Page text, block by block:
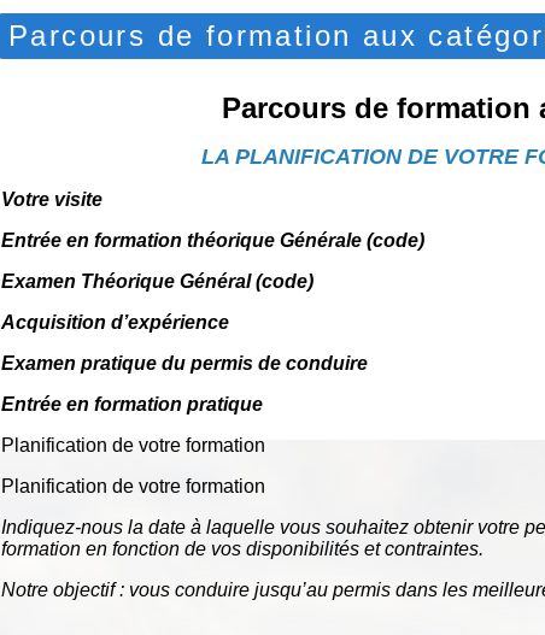
Parcours de formation aux
Parcours de formation
LA PLANIFICATION DE VOTRE
Votre visite
Entrée en formation théorique Générale (code)
Examen Théorique Général (code)
Acquisition d’expérience
Examen pratique du permis de conduire
Entrée en formation pratique
Planification de votre formation
Planification de votre formation
Indiquez-nous la date à laquelle vous souhaitez obtenir votre
formation en fonction de vos disponibilités et contraintes.
Notre objectif : vous conduire jusqu’au permis dans les